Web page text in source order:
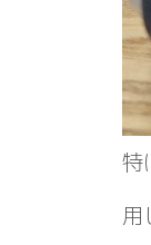
特
用